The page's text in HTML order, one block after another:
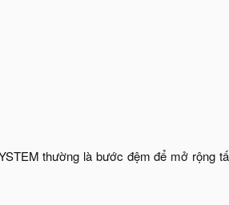
thường là bước đệm để mở rộng